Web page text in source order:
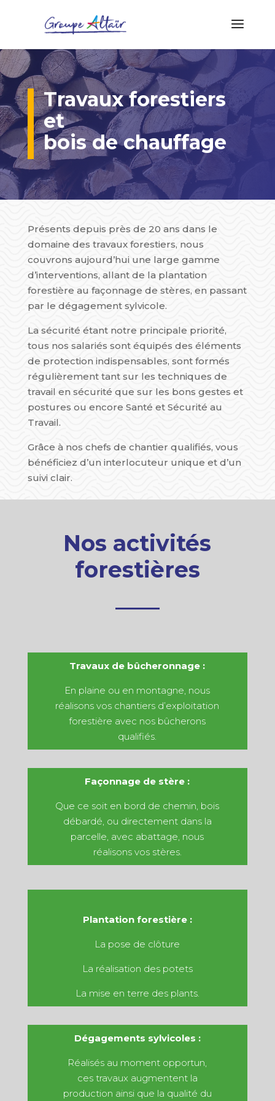
Travaux forestiers
et
bois de chauffage
Présents depuis près de 20 ans dans le
domaine des travaux forestiers, nous
couvrons aujourd’hui une large gamme
d’interventions, allant de la plantation
forestière au façonnage de stères, en passant
par le dégagement sylvicole.
La sécurité étant notre principale priorité,
tous nos salariés sont équipés des éléments
de protection indispensables, sont formés
régulièrement tant sur les techniques de
travail en sécurité que sur les bons gestes et
postures ou encore Santé et Sécurité au
Travail.
Grâce à nos chefs de chantier qualifiés, vous
bénéficiez d’un interlocuteur unique et d’un
suivi clair.
Nos activités
forestières
Travaux de bûcheronnage :
En plaine ou en montagne, nous
réalisons vos chantiers d’exploitation
forestière avec nos bûcherons
qualifiés.
Façonnage de stère :
Que ce soit en bord de chemin, bois
débardé, ou directement dans la
parcelle, avec abattage, nous
réalisons vos stères.
Plantation forestière :
La pose de clôture
La réalisation des potets
La mise en terre des plants.
Dégagements sylvicoles :
Réalisés au moment opportun,
ces travaux augmentent la
production ainsi que la qualité du